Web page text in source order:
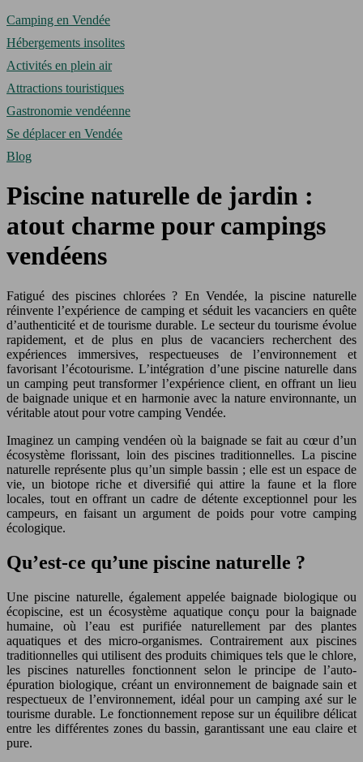
Camping en Vendée
Hébergements insolites
Activités en plein air
Attractions touristiques
Gastronomie vendéenne
Se déplacer en Vendée
Blog
Piscine naturelle de jardin :
atout charme pour campings
vendéens
Fatigué des piscines chlorées ? En Vendée, la piscine naturelle
réinvente l’expérience de camping et séduit les vacanciers en quête
d’authenticité et de tourisme durable. Le secteur du tourisme évolue
rapidement, et de plus en plus de vacanciers recherchent des
expériences immersives, respectueuses de l’environnement et
favorisant l’écotourisme. L’intégration d’une piscine naturelle dans
un camping peut transformer l’expérience client, en offrant un lieu
de baignade unique et en harmonie avec la nature environnante, un
véritable atout pour votre camping Vendée.
Imaginez un camping vendéen où la baignade se fait au cœur d’un
écosystème florissant, loin des piscines traditionnelles. La piscine
naturelle représente plus qu’un simple bassin ; elle est un espace de
vie, un biotope riche et diversifié qui attire la faune et la flore
locales, tout en offrant un cadre de détente exceptionnel pour les
campeurs, en faisant un argument de poids pour votre camping
écologique.
Qu’est-ce qu’une piscine naturelle ?
Une piscine naturelle, également appelée baignade biologique ou
écopiscine, est un écosystème aquatique conçu pour la baignade
humaine, où l’eau est purifiée naturellement par des plantes
aquatiques et des micro-organismes. Contrairement aux piscines
traditionnelles qui utilisent des produits chimiques tels que le chlore,
les piscines naturelles fonctionnent selon le principe de l’auto-
épuration biologique, créant un environnement de baignade sain et
respectueux de l’environnement, idéal pour un camping axé sur le
tourisme durable. Le fonctionnement repose sur un équilibre délicat
entre les différentes zones du bassin, garantissant une eau claire et
pure.